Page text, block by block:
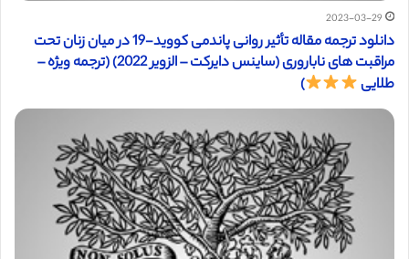
2023-03-29
دانلود ترجمه مقاله تأثیر روانی پاندمی کووید-19 در میان زنان تحت
مراقبت های ناباروری (ساینس دایرکت – الزویر 2022) (ترجمه ویژه –
طلایی
)